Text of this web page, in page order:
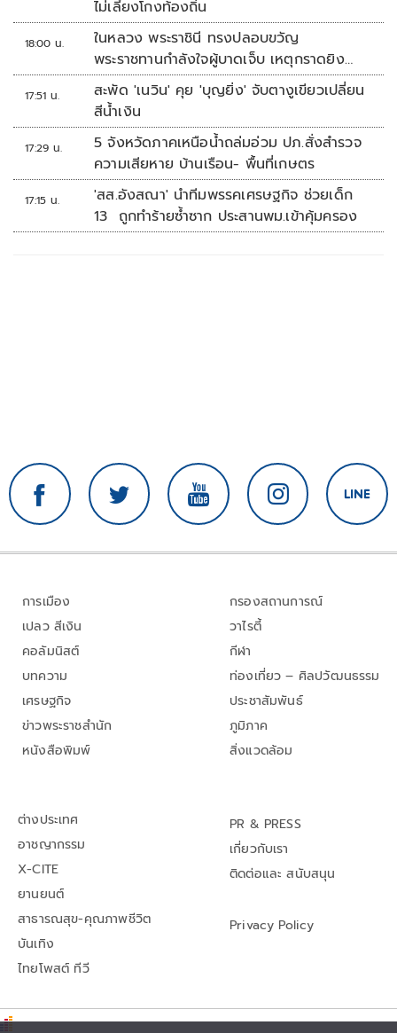
ไม่เลี้ยงโกงท้องถิ่น
18:00 น.
ในหลวง พระราชินี ทรงปลอบขวัญ
พระราชทานกำลังใจผู้บาดเจ็บ เหตุกราดยิง
รร.เทพศิรินทร์นนทบุรี
17:51 น.
สะพัด 'เนวิน' คุย 'บุญยิ่ง' จับตางูเขียวเปลี่ยน
สีน้ำเงิน
17:29 น.
5 จังหวัดภาคเหนือน้ำถล่มอ่วม ปภ.สั่งสำรวจ
ความเสียหาย บ้านเรือน- พื้นที่เกษตร
17:15 น.
'สส.อังสณา' นำทีมพรรคเศรษฐกิจ ช่วยเด็ก
13 ถูกทำร้ายซ้ำซาก ประสานพม.เข้าคุ้มครอง
การเมือง
เปลว สีเงิน
คอลัมนิสต์
บทความ
เศรษฐกิจ
ข่าวพระราชสำนัก
หนังสือพิมพ์
กรองสถานการณ์
วาไรตี้
กีฬา
ท่องเที่ยว – ศิลปวัฒนธรรม
ประชาสัมพันธ์
ภูมิภาค
สิ่งแวดล้อม
ต่างประเทศ
อาชญากรรม
X-CITE
ยานยนต์
สาธารณสุข-คุณภาพชีวิต
บันเทิง
ไทยโพสต์ ทีวี
PR & PRESS
เกี่ยวกับเรา
ติดต่อและ สนับสนุน
Privacy Policy